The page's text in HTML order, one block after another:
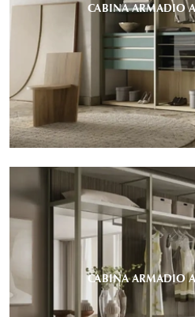
CABINA ARMADIO
CABINA ARMADIO